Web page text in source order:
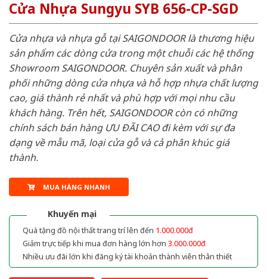
Cửa Nhựa Sungyu SYB 656-CP-SGD
Cửa nhựa và nhựa gỗ tại SAIGONDOOR là thương hiệu
sản phẩm các dòng cửa trong một chuỗi các hệ thống
Showroom SAIGONDOOR. Chuyên sản xuất và phân
phối những dòng cửa nhựa và hỗ hợp nhựa chất lượng
cao, giá thành rẻ nhất và phù hợp với mọi nhu cầu
khách hàng. Trên hết, SAIGONDOOR còn có những
chính sách bán hàng ƯU ĐÃI CAO đi kèm với sự đa
dạng về mẫu mã, loại cửa gỗ và cả phân khúc giá
thành.
MUA HÀNG NHANH
Khuyến mại
Quà tặng đồ nội thất trang trí lên đến 1.000.000đ
Giảm trực tiếp khi mua đơn hàng lớn hơn 3.000.000đ
Nhiều ưu đãi lớn khi đăng ký tài khoản thành viên thân thiết